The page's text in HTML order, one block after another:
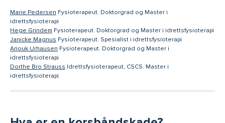
Marie Pedersen -Fysioterapeut. Doktorgrad og Master i
idrettsfysioterapi
Hege Grindem -Fysioterapeut. Doktorgrad og Master i idrettsfysioterapi
Janicke Magnus -Fysioterapeut. Spesialist i idrettsfysioterapi
Anouk Urhausen -Fysioterapeut. Doktorgrad og Master i
idrettsfysioterapi
Dorthe Bro Strauss -Idrettsfysioterapeut, CSCS. Master i
idrettsfysioterapi.